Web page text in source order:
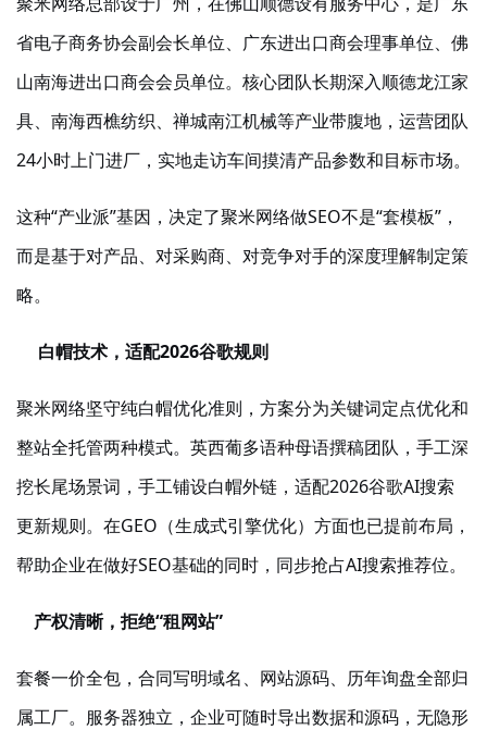
省电子商务协会副会长单位、广东进出口商会理事单位、佛
山南海进出口商会会员单位。核心团队长期深入顺德龙江家
具、南海西樵纺织、禅城南江机械等产业带腹地，运营团队
24小时上门进厂，实地走访车间摸清产品参数和目标市场。
这种“产业派”基因，决定了聚米网络做SEO不是“套模板”，
而是基于对产品、对采购商、对竞争对手的深度理解制定策
略。
白帽技术，适配2026谷歌规则
聚米网络坚守纯白帽优化准则，方案分为关键词定点优化和
整站全托管两种模式。英西葡多语种母语撰稿团队，手工深
挖长尾场景词，手工铺设白帽外链，适配2026谷歌AI搜索
更新规则。在GEO（生成式引擎优化）方面也已提前布局，
帮助企业在做好SEO基础的同时，同步抢占AI搜索推荐位。
产权清晰，拒绝“租网站”
套餐一价全包，合同写明域名、网站源码、历年询盘全部归
属工厂。服务器独立，企业可随时导出数据和源码，无隐形